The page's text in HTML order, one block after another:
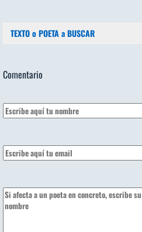
Comentario